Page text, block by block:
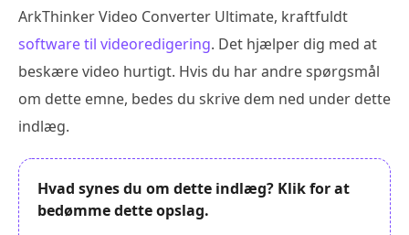
ArkThinker Video Converter Ultimate, kraftfuldt
software til videoredigering. Det hjælper dig med at
beskære video hurtigt. Hvis du har andre spørgsmål
om dette emne, bedes du skrive dem ned under dette
indlæg.
Hvad synes du om dette indlæg? Klik for at
bedømme dette opslag.